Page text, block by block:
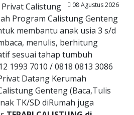
08 Agustus 2026
Calistung
Program Calistung Genteng
membantu anak usia 3 s/d
menulis, berhitung
sesuai tahap tumbuh
1993 7010 / 0818 0813 3086
Datang Kerumah
Genteng (Baca,Tulis
TK/SD diRumah juga